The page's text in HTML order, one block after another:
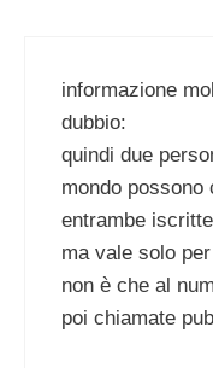
informazione
dubbio:
quindi due
mondo
entrambe
ma vale solo
non è che al
poi chiamate